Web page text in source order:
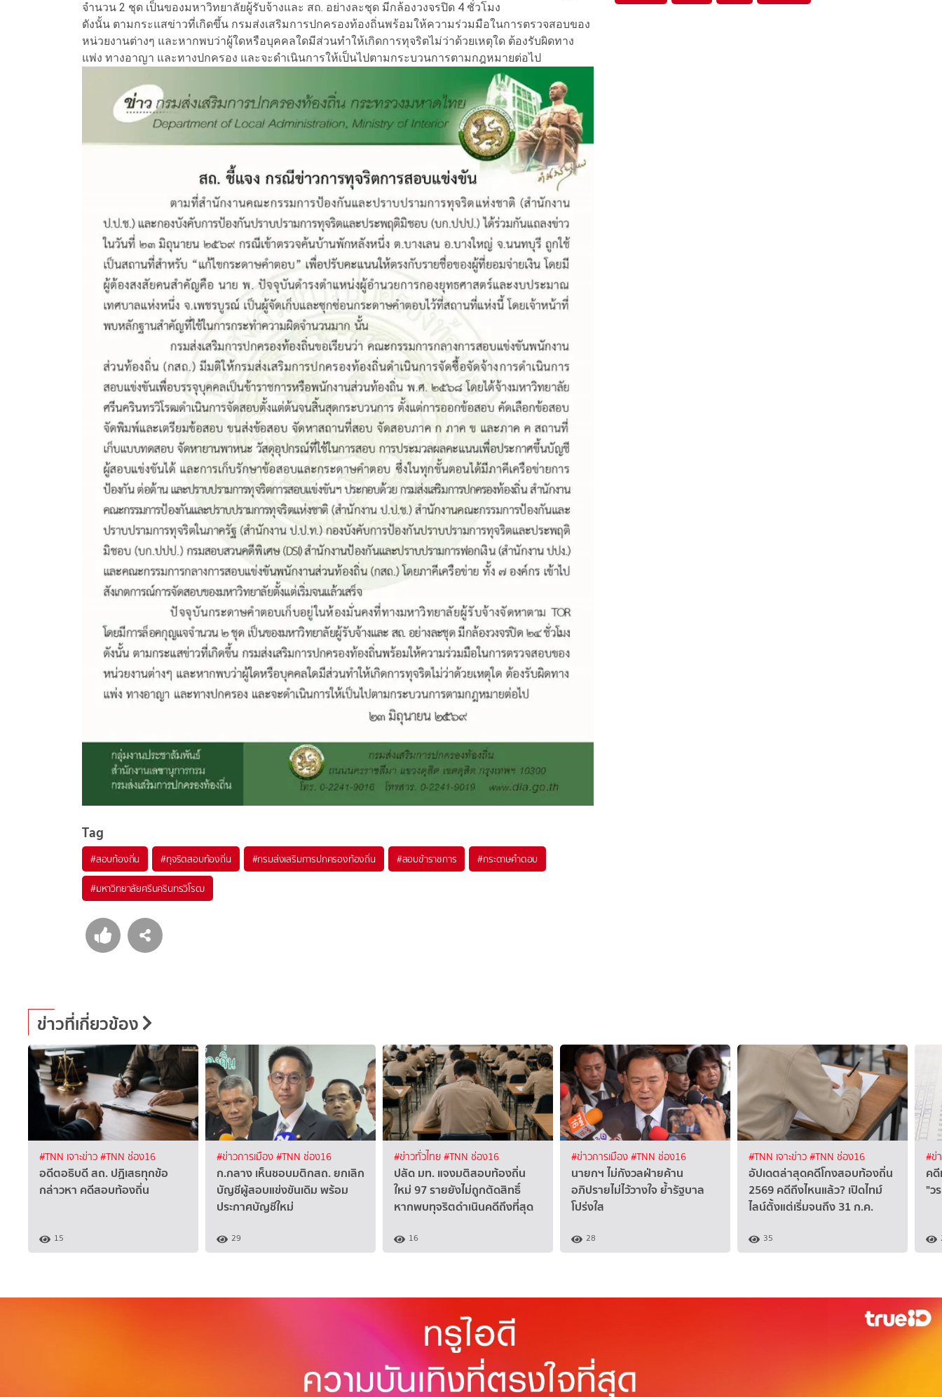
จำนวน 2 ชุด เป็นของมหาวิทยาลัยผู้รับจ้างและ สถ. อย่างละชุด มีกล้องวงจรปิด 4 ชั่วโมง
ดังนั้น ตามกระแสข่าวที่เกิดขึ้น กรมส่งเสริมการปกครองท้องถิ่นพร้อมให้ความร่วมมือในการตรวจสอบของ
หน่วยงานต่างๆ และหากพบว่าผู้ใดหรือบุคคลใดมีส่วนทำให้เกิดการทุจริตไม่ว่าด้วยเหตุใด ต้องรับผิดทาง
แพ่ง ทางอาญา และทางปกครอง และจะดำเนินการให้เป็นไปตามกระบวนการตามกฎหมายต่อไป
Tag
#สอบท้องถิ่น #ทุจริตสอบท้องถิ่น #กรมส่งเสริมการปกครองท้องถิ่น #สอบข้าราชการ #กระดาษคำตอบ
#มหาวิทยาลัยศรีนครินทรวิโรฒ
ข่าวที่เกี่ยวข้อง
#TNN เจาะข่าว#TNN ช่อง16
อดีตอธิบดี สถ. ปฏิเสธทุกข้อ
กล่าวหา คดีสอบท้องถิ่น
15
#ข่าวการเมือง#TNN ช่อง16
ก.กลาง เห็นชอบมติกสถ. ยกเลิก
บัญชีผู้สอบแข่งขันเดิม พร้อม
ประกาศบัญชีใหม่
29
#ข่าวทั่วไทย#TNN ช่อง16
ปลัด มท. แจงมติสอบท้องถิ่น
ใหม่ 97 รายยังไม่ถูกตัดสิทธิ์
หากพบทุจริตดำเนินคดีถึงที่สุด
16
#ข่าวการเมือง#TNN ช่อง16
นายกฯ ไม่กังวลฝ่ายค้าน
อภิปรายไม่ไว้วางใจ ย้ำรัฐบาล
โปร่งใส
28
#TNN เจาะข่าว#TNN ช่อง16
อัปเดตล่าสุดคดีโกงสอบท้องถิ่น
2569 คดีถึงไหนแล้ว? เปิดไทม์
ไลน์ตั้งแต่เริ่มจนถึง 31 ก.ค.
35
#ข่
ค
"ว